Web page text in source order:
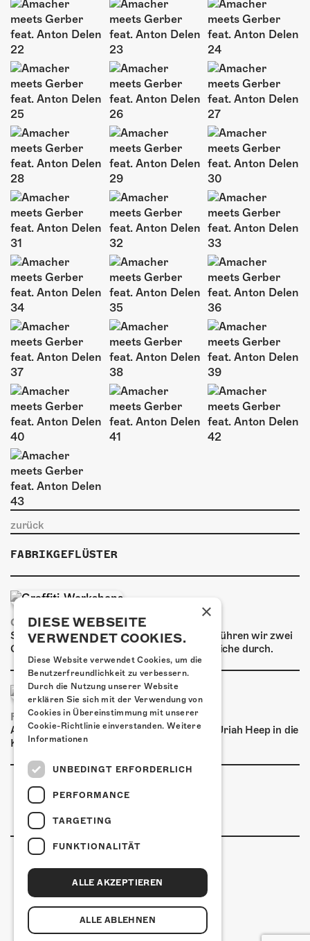
zurück
FABRIKGEFLÜSTER
GRAFFITI-WORKSHOPS
Spray dein eigenes Graffiti! Im September führen wir zwei
Graffiti-Workshops für Kinder und Jugendliche durch.
FRISCH BESTÄTIGT: URIAH HEEP
Am Sonntag, 15. November 2026 kommen Uriah Heep in die
Kulturfabrik Kofmehl!
Kulturfabrik Kofmehl
Kofmehlweg 1
+41 32 621 20 60
×
DIESE WEBSEITE
VERWENDET COOKIES.
Diese Website verwendet Cookies, um die
Benutzerfreundlichkeit zu verbessern.
Durch die Nutzung unserer Website
erklären Sie sich mit der Verwendung von
Cookies in Übereinstimmung mit unserer
Cookie-Richtlinie einverstanden. Weitere
Informationen
UNBEDINGT ERFORDERLICH
PERFORMANCE
TARGETING
FUNKTIONALITÄT
ALLE AKZEPTIEREN
ALLE ABLEHNEN